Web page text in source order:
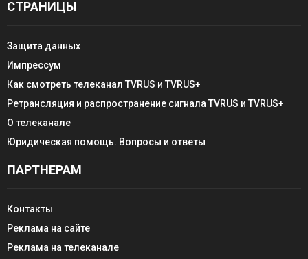
СТРАНИЦЫ
Защита данных
Импрессум
Как смотреть телеканал TVRUS и TVRUS+
Ретрансляция и распространение сигнала TVRUS и TVRUS+
О телеканале
Юридическая помощь. Вопросы и ответы
ПАРТНЕРАМ
Контакты
Реклама на сайте
Реклама на телеканале